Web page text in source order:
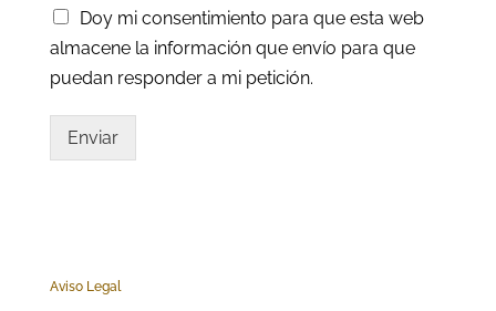
Doy mi consentimiento para que esta web
almacene la información que envío para que
puedan responder a mi petición.
Enviar
Aviso Legal